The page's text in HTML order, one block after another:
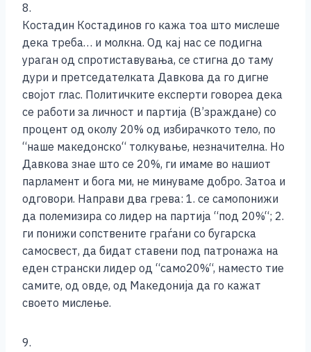
8.
Костадин Костадинов го кажа тоа што мислеше
дека треба… и молкна. Од кај нас се подигна
ураган од спротиставувања, се стигна до таму
дури и претседателката Давкова да го дигне
својот глас. Политичките експерти говореа дека
се работи за личност и партија (В’зраждане) со
процент од околу 20% од избирачкото тело, по
“наше македонско“ толкување, незначителна. Но
Давкова знае што се 20%, ги имаме во нашиот
парламент и бога ми, не минуваме добро. Затоа и
одговори. Направи два грева: 1. се самопонижи
да полемизира со лидер на партија “под 20%“; 2.
ги понижи сопствените граѓани со бугарска
самосвест, да бидат ставени под патронажа на
еден странски лидер од “само20%“, наместо тие
самите, од овде, од Македонија да го кажат
своето мислење.
9.